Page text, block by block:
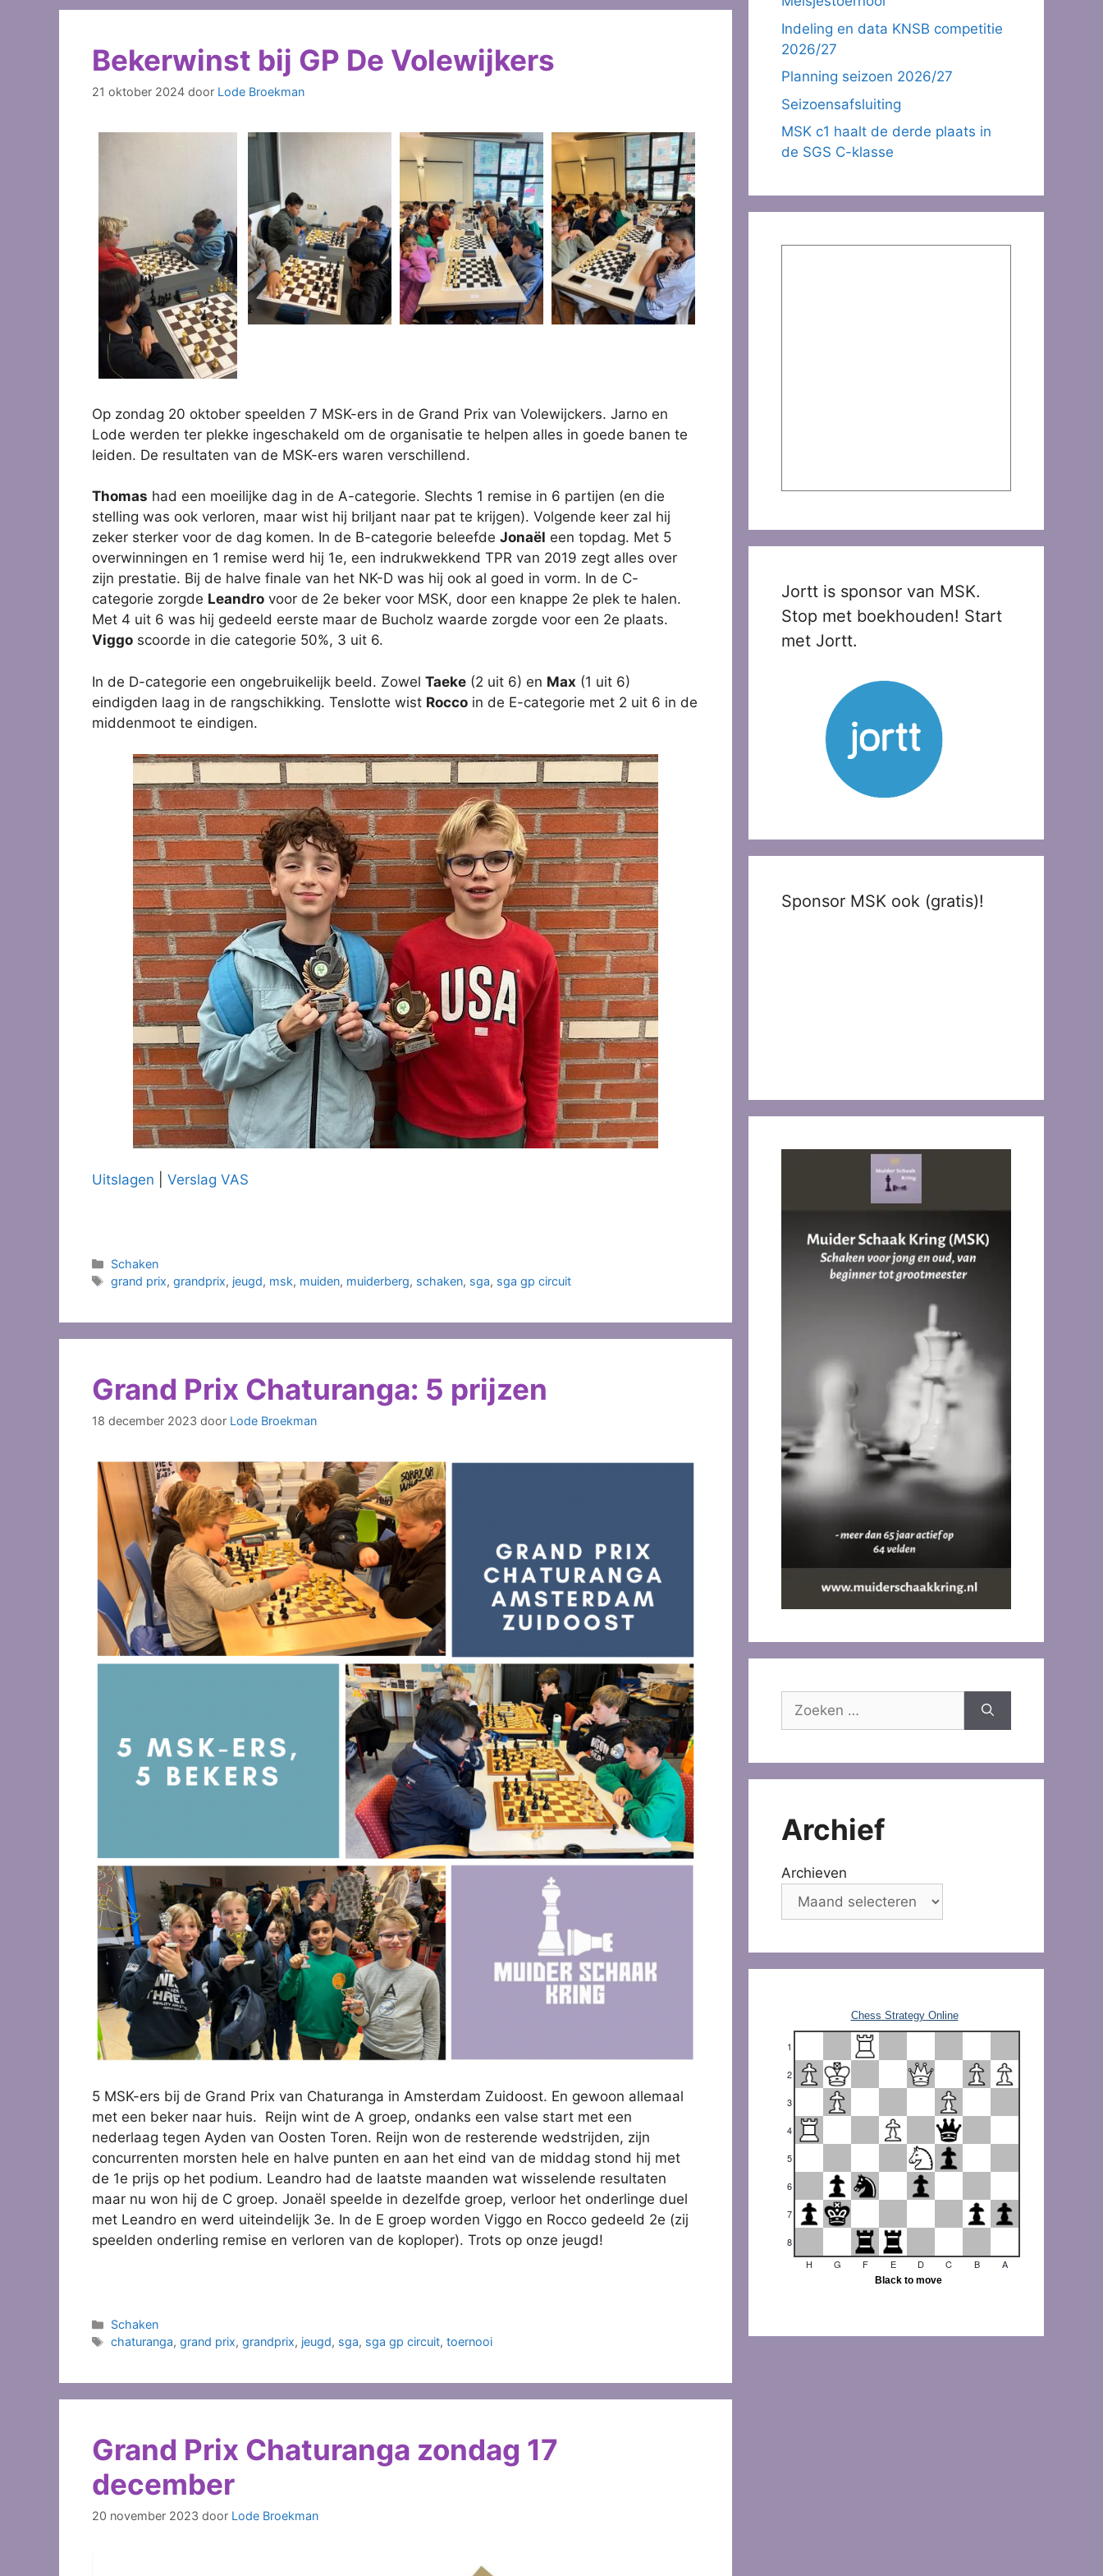
Bekerwinst bij GP De Volewijkers
21 oktober 2024 door Lode Broekman
Op zondag 20 oktober speelden 7 MSK-ers in de Grand Prix van Volewijckers. Jarno en
Lode werden ter plekke ingeschakeld om de organisatie te helpen alles in goede banen te
leiden. De resultaten van de MSK-ers waren verschillend.
Thomas had een moeilijke dag in de A-categorie. Slechts 1 remise in 6 partijen (en die
stelling was ook verloren, maar wist hij briljant naar pat te krijgen). Volgende keer zal hij
zeker sterker voor de dag komen. In de B-categorie beleefde Jonaël een topdag. Met 5
overwinningen en 1 remise werd hij 1e, een indrukwekkend TPR van 2019 zegt alles over
zijn prestatie. Bij de halve finale van het NK-D was hij ook al goed in vorm. In de C-
categorie zorgde Leandro voor de 2e beker voor MSK, door een knappe 2e plek te halen.
Met 4 uit 6 was hij gedeeld eerste maar de Bucholz waarde zorgde voor een 2e plaats.
Viggo scoorde in die categorie 50%, 3 uit 6.
In de D-categorie een ongebruikelijk beeld. Zowel Taeke (2 uit 6) en Max (1 uit 6)
eindigden laag in de rangschikking. Tenslotte wist Rocco in de E-categorie met 2 uit 6 in de
middenmoot te eindigen.
Uitslagen Verslag VAS
Categorieën
Schaken
Tags
grand prix,grandprix, jeugd, msk, muiden, muiderberg, schaken, sga, sga gp circuit
Grand Prix Chaturanga: 5 prijzen
18 december 2023 door Lode Broekman
5 MSK-ers bij de Grand Prix van Chaturanga in Amsterdam Zuidoost. En gewoon allemaal
met een beker naar huis. Reijn wint de A groep, ondanks een valse start met een
nederlaag tegen Ayden van Oosten Toren. Reijn won de resterende wedstrijden, zijn
concurrenten morsten hele en halve punten en aan het eind van de middag stond hij met
de 1e prijs op het podium. Leandro had de laatste maanden wat wisselende resultaten
maar nu won hij de C groep. Jonaël speelde in dezelfde groep, verloor het onderlinge duel
met Leandro en werd uiteindelijk 3e. In de E groep worden Viggo en Rocco gedeeld 2e (zij
speelden onderling remise en verloren van de koploper). Trots op onze jeugd!
Categorieën
Schaken
Tags
chaturanga,grand prix,grandprix, jeugd, sga, sga gp circuit,toernooi
Grand Prix Chaturanga zondag 17
december
20 november 2023 door Lode Broekman
Indeling en data KNSB competitie
2026/27
Planning seizoen 2026/27
Seizoensafsluiting
MSK c1 haalt de derde plaats in
de SGS C-klasse
Jortt is sponsor van MSK.
Stop met boekhouden! Start
met Jortt.
Sponsor MSK ook (gratis)!
Zoek
Archief
Archieven